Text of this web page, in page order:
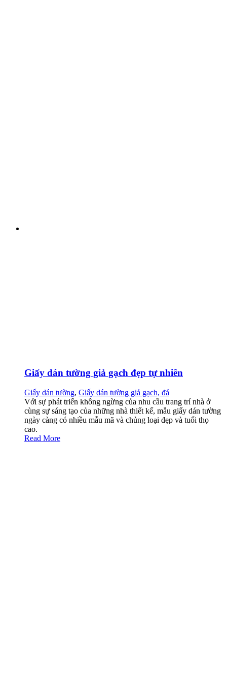
Giấy dán tường giả gạch đẹp tự nhiên
Giấy dán tường, Giấy dán tường giả gạch, đá
Với sự phát triển không ngừng của nhu cầu trang trí nhà ở
cùng sự sáng tạo của những nhà thiết kế, mẫu giấy dán tường
ngày càng có nhiều mẫu mã và chủng loại đẹp và tuổi thọ
cao.
Read More